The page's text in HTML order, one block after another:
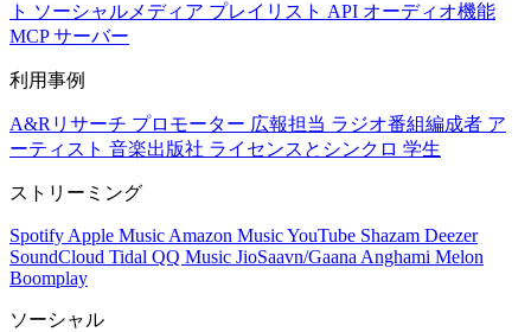
ト ソーシャルメディア プレイリスト API オーディオ機能
MCP サーバー
利用事例
A&Rリサーチ プロモーター 広報担当 ラジオ番組編成者 ア
ーティスト 音楽出版社 ライセンスとシンクロ 学生
ストリーミング
Spotify Apple Music Amazon MusicYouTube Shazam Deezer
SoundCloud Tidal QQ Music JioSaavn/Gaana Anghami Melon
Boomplay
ソーシャル